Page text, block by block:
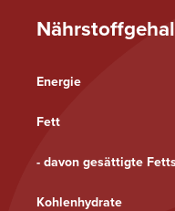
Energie
Fett
- davon gesättigte
Kohlenhydrate